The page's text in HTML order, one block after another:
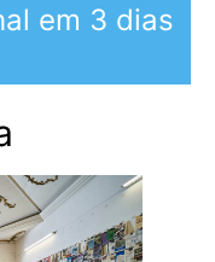
em 3 dias